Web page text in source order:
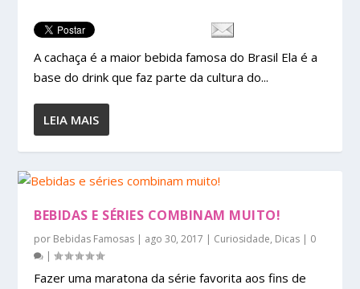
A cachaça é a maior bebida famosa do Brasil Ela é a
base do drink que faz parte da cultura do...
LEIA MAIS
BEBIDAS E SÉRIES COMBINAM MUITO!
por Bebidas Famosas | ago 30, 2017 | Curiosidade, Dicas | 0
|
Fazer uma maratona da série favorita aos fins de